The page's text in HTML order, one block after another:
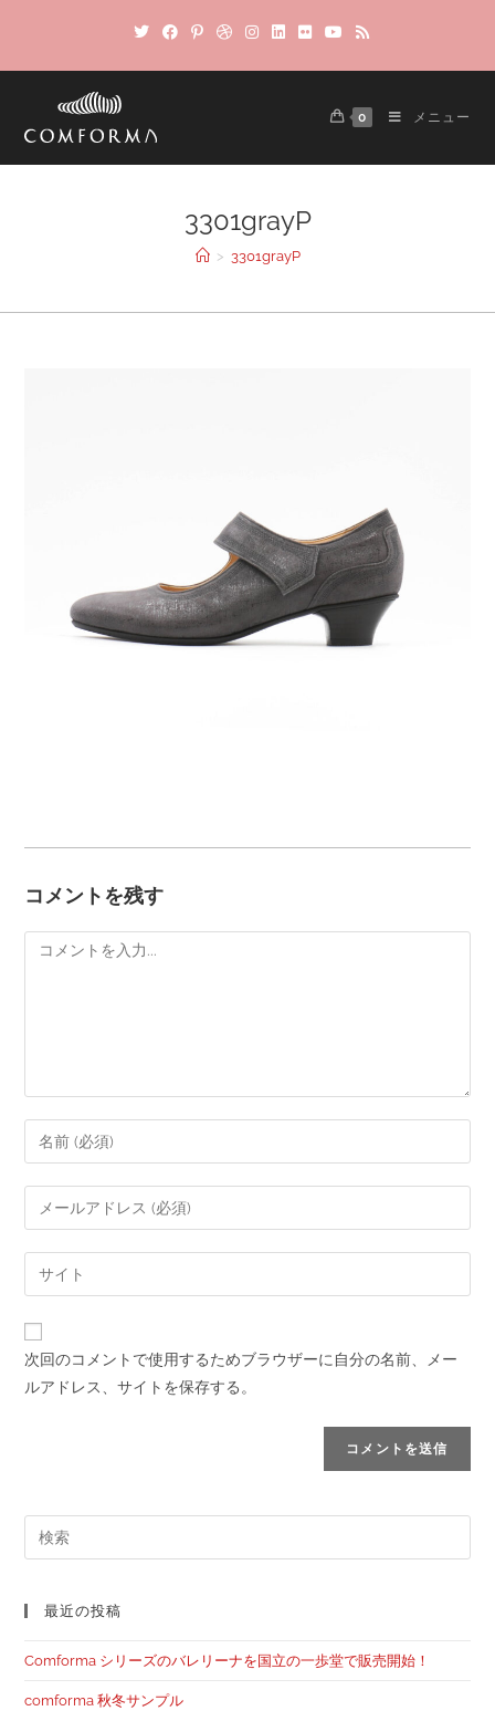
0 メニュー
3301grayP
> 3301grayP
コメントを残す
次回のコメントで使用するためブラウザーに自分の名前、メー
ルアドレス、サイトを保存する。
最近の投稿
Comforma シリーズのバレリーナを国立の一歩堂で販売開始！
comforma 秋冬サンプル